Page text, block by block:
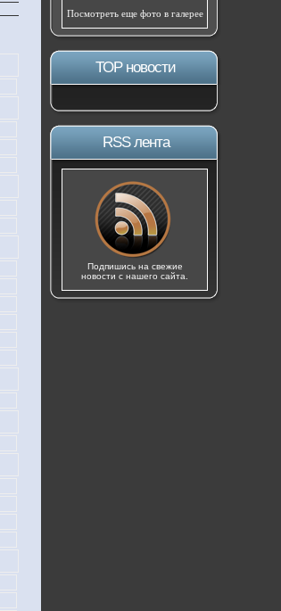
Посмотреть еще фото в галерее
ТОР новости
RSS лента
Подпишись на свежие
новости с нашего сайта.